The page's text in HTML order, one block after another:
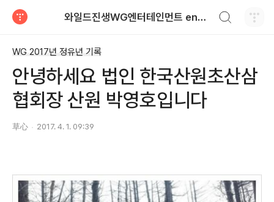
와일드진생WG엔터테인먼트 entertainment
WG 2017년 정유년 기록
안녕하세요 법인 한국산원초산삼
협회장 산원 박영호입니다
草心 2017. 4. 1. 09:39